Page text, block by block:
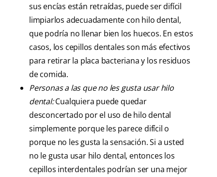
sus encías están retraídas, puede ser difícil
limpiarlos adecuadamente con hilo dental,
que podría no llenar bien los huecos. En estos
casos, los cepillos dentales son más efectivos
para retirar la placa bacteriana y los residuos
de comida.
Personas a las que no les gusta usar hilo
dental:Cualquiera puede quedar
desconcertado por el uso de hilo dental
simplemente porque les parece difícil o
porque no les gusta la sensación. Si a usted
no le gusta usar hilo dental, entonces los
cepillos interdentales podrían ser una mejor